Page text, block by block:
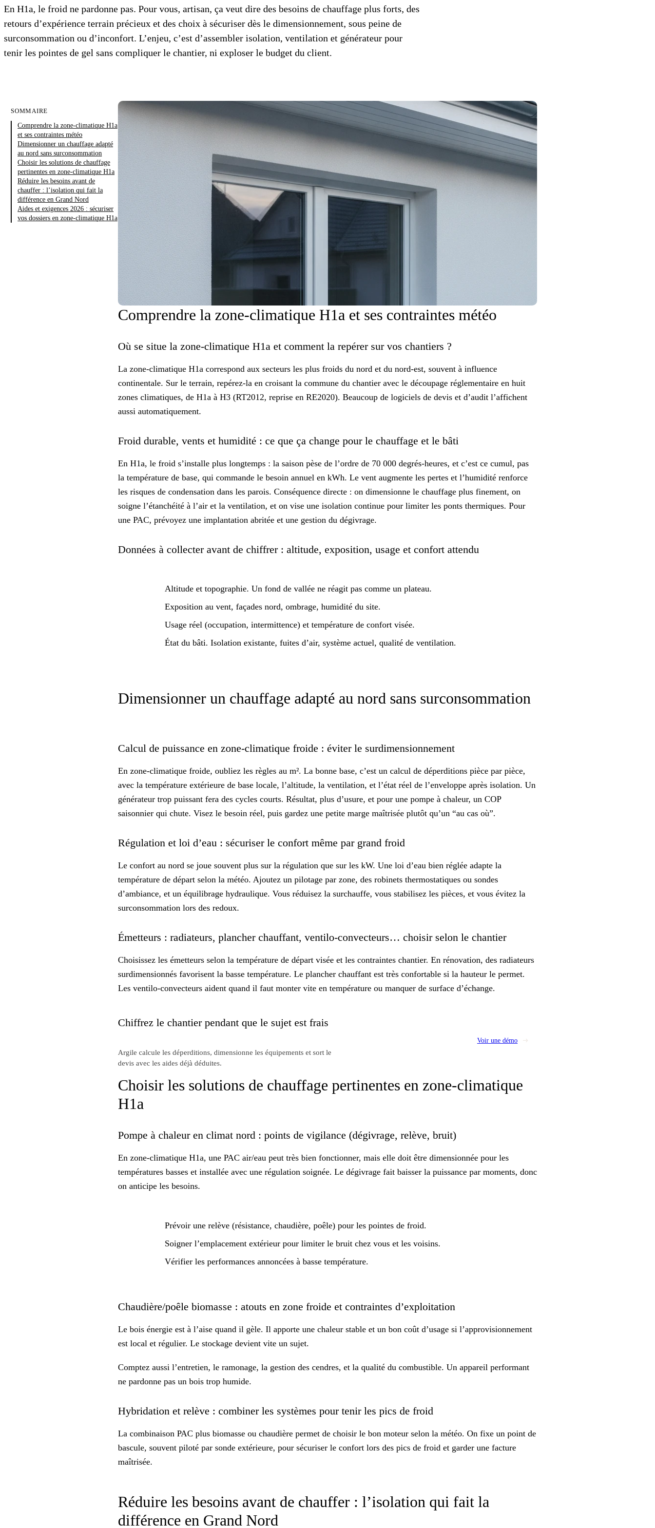
En H1a, le froid ne pardonne pas. Pour vous, artisan, ça veut dire des besoins de chauffage plus forts, des
retours d’expérience terrain précieux et des choix à sécuriser dès le dimensionnement, sous peine de
surconsommation ou d’inconfort. L’enjeu, c’est d’assembler isolation, ventilation et générateur pour
tenir les pointes de gel sans compliquer le chantier, ni exploser le budget du client.
SOMMAIRE
Comprendre la zone-climatique H1a
et ses contraintes météo
Dimensionner un chauffage adapté
au nord sans surconsommation
Choisir les solutions de chauffage
pertinentes en zone-climatique H1a
Réduire les besoins avant de
chauffer : l’isolation qui fait la
différence en Grand Nord
Aides et exigences 2026 : sécuriser
vos dossiers en zone-climatique H1a
Comprendre la zone-climatique H1a et ses contraintes météo
Où se situe la zone-climatique H1a et comment la repérer sur vos chantiers ?
La zone-climatique H1a correspond aux secteurs les plus froids du nord et du nord-est, souvent à influence
continentale. Sur le terrain, repérez-la en croisant la commune du chantier avec le découpage réglementaire en huit
zones climatiques, de H1a à H3 (RT2012, reprise en RE2020). Beaucoup de logiciels de devis et d’audit l’affichent
aussi automatiquement.
Froid durable, vents et humidité : ce que ça change pour le chauffage et le bâti
En H1a, le froid s’installe plus longtemps : la saison pèse de l’ordre de 70 000 degrés-heures, et c’est ce cumul, pas
la température de base, qui commande le besoin annuel en kWh. Le vent augmente les pertes et l’humidité renforce
les risques de condensation dans les parois. Conséquence directe : on dimensionne le chauffage plus finement, on
soigne l’étanchéité à l’air et la ventilation, et on vise une isolation continue pour limiter les ponts thermiques. Pour
une PAC, prévoyez une implantation abritée et une gestion du dégivrage.
Données à collecter avant de chiffrer : altitude, exposition, usage et confort attendu
Altitude et topographie. Un fond de vallée ne réagit pas comme un plateau.
Exposition au vent, façades nord, ombrage, humidité du site.
Usage réel (occupation, intermittence) et température de confort visée.
État du bâti. Isolation existante, fuites d’air, système actuel, qualité de ventilation.
Dimensionner un chauffage adapté au nord sans surconsommation
Calcul de puissance en zone-climatique froide : éviter le surdimensionnement
En zone-climatique froide, oubliez les règles au m². La bonne base, c’est un calcul de déperditions pièce par pièce,
avec la température extérieure de base locale, l’altitude, la ventilation, et l’état réel de l’enveloppe après isolation. Un
générateur trop puissant fera des cycles courts. Résultat, plus d’usure, et pour une pompe à chaleur, un COP
saisonnier qui chute. Visez le besoin réel, puis gardez une petite marge maîtrisée plutôt qu’un “au cas où”.
Régulation et loi d’eau : sécuriser le confort même par grand froid
Le confort au nord se joue souvent plus sur la régulation que sur les kW. Une loi d’eau bien réglée adapte la
température de départ selon la météo. Ajoutez un pilotage par zone, des robinets thermostatiques ou sondes
d’ambiance, et un équilibrage hydraulique. Vous réduisez la surchauffe, vous stabilisez les pièces, et vous évitez la
surconsommation lors des redoux.
Émetteurs : radiateurs, plancher chauffant, ventilo-convecteurs… choisir selon le chantier
Choisissez les émetteurs selon la température de départ visée et les contraintes chantier. En rénovation, des radiateurs
surdimensionnés favorisent la basse température. Le plancher chauffant est très confortable si la hauteur le permet.
Les ventilo-convecteurs aident quand il faut monter vite en température ou manquer de surface d’échange.
Chiffrez le chantier pendant que le sujet est frais
Argile calcule les déperditions, dimensionne les équipements et sort le
devis avec les aides déjà déduites.
Voir une démo
Choisir les solutions de chauffage pertinentes en zone-climatique
H1a
Pompe à chaleur en climat nord : points de vigilance (dégivrage, relève, bruit)
En zone-climatique H1a, une PAC air/eau peut très bien fonctionner, mais elle doit être dimensionnée pour les
températures basses et installée avec une régulation soignée. Le dégivrage fait baisser la puissance par moments, donc
on anticipe les besoins.
Prévoir une relève (résistance, chaudière, poêle) pour les pointes de froid.
Soigner l’emplacement extérieur pour limiter le bruit chez vous et les voisins.
Vérifier les performances annoncées à basse température.
Chaudière/poêle biomasse : atouts en zone froide et contraintes d’exploitation
Le bois énergie est à l’aise quand il gèle. Il apporte une chaleur stable et un bon coût d’usage si l’approvisionnement
est local et régulier. Le stockage devient vite un sujet.
Comptez aussi l’entretien, le ramonage, la gestion des cendres, et la qualité du combustible. Un appareil performant
ne pardonne pas un bois trop humide.
Hybridation et relève : combiner les systèmes pour tenir les pics de froid
La combinaison PAC plus biomasse ou chaudière permet de choisir le bon moteur selon la météo. On fixe un point de
bascule, souvent piloté par sonde extérieure, pour sécuriser le confort lors des pics de froid et garder une facture
maîtrisée.
Réduire les besoins avant de chauffer : l’isolation qui fait la
différence en Grand Nord